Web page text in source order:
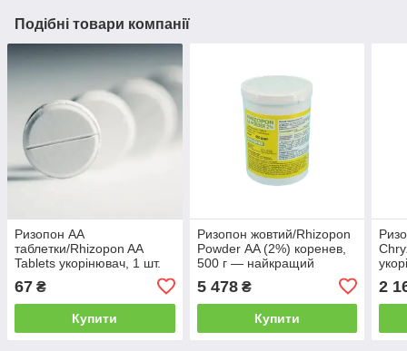
Подібні товари компанії
Ризопон АА
таблетки/Rhizopon AA
Tablets укорінювач, 1 шт.
— найкращий укорінювач
для рослин Rhizopon BV
67 ₴
Купити
Ризопон жовтий/Rhizopon
Powder АA (2%) коренев,
500 г — найкращий
Rhizopon BV
5 478₴
Купити
для
2